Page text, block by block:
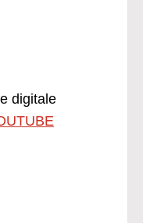
digitale